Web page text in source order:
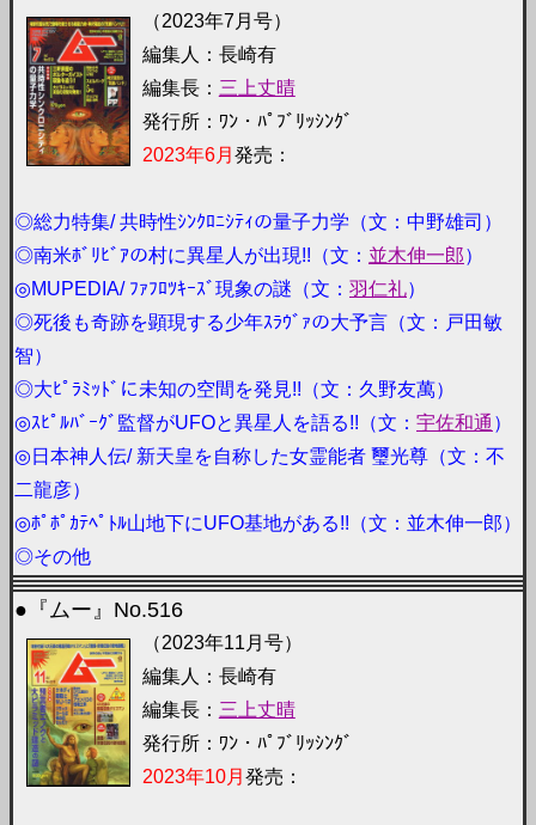
（2023年7月号）
編集人：長崎有
編集長： 三上丈晴
発行所：ﾜﾝ・ﾊﾟﾌﾞﾘｯｼﾝｸﾞ
2023年6月 発売：
◎総力特集/ 共時性ｼﾝｸﾛﾆｼﾃｨの量子力学（文：中野雄司）
◎南米ﾎﾞﾘﾋﾞｱの村に異星人が出現!!（文： 並木伸一郎）
◎MUPEDIA/ ﾌｧﾌﾛﾂｷｰｽﾞ現象の謎（文： 羽仁礼）
◎死後も奇跡を顕現する少年ｽﾗｳﾞｧの大予言（文：戸田敏
智）
◎大ﾋﾟﾗﾐｯﾄﾞに未知の空間を発見!!（文：久野友萬）
◎ｽﾋﾟﾙﾊﾞｰｸﾞ監督がUFOと異星人を語る!!（文： 宇佐和通 ）
◎日本神人伝/ 新天皇を自称した女霊能者 璽光尊（文：不
二龍彦）
◎ﾎﾟﾎﾟｶﾃﾍﾟﾄﾙ山地下にUFO基地がある!!（文：並木伸一郎）
◎その他
●『ムー』No.516
（2023年11月号）
編集人：長崎有
編集長： 三上丈晴
発行所：ﾜﾝ・ﾊﾟﾌﾞﾘｯｼﾝｸﾞ
2023年10月 発売：